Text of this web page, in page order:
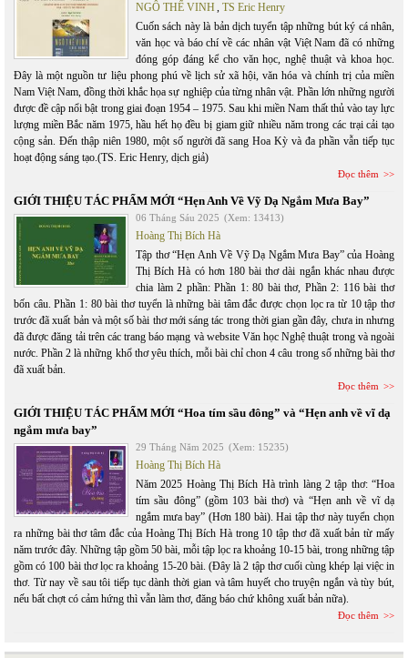
NGÔ THẾ VINH, TS Eric Henry
Cuốn sách này là bản dịch tuyển tập những bút ký cá nhân,
văn học và báo chí về các nhân vật Việt Nam đã có những
đóng góp đáng kể cho văn học, nghệ thuật và khoa học.
Đây là một nguồn tư liệu phong phú về lịch sử xã hội, văn hóa và chính trị của miền
Nam Việt Nam, đồng thời khắc họa sự nghiệp của từng nhân vật. Phần lớn những người
được đề cập nổi bật trong giai đoạn 1954 – 1975. Sau khi miền Nam thất thủ vào tay lực
lượng miền Bắc năm 1975, hầu hết họ đều bị giam giữ nhiều năm trong các trại cải tạo
cộng sản. Đến thập niên 1980, một số người đã sang Hoa Kỳ và đa phần vẫn tiếp tục
hoạt động sáng tạo.(TS. Eric Henry, dịch giả)
Đọc thêm
GIỚI THIỆU TÁC PHẨM MỚI “Hẹn Anh Về Vỹ Dạ Ngắm Mưa Bay”
06 Tháng Sáu 2025 (Xem: 13413)
Hoàng Thị Bích Hà
Tập thơ “Hẹn Anh Về Vỹ Dạ Ngắm Mưa Bay” của Hoàng
Thị Bích Hà có hơn 180 bài thơ dài ngắn khác nhau được
chia làm 2 phần: Phần 1: 80 bài thơ, Phần 2: 116 bài thơ
bốn câu. Phần 1: 80 bài thơ tuyển là những bài tâm đắc được chọn lọc ra từ 10 tập thơ
trước đã xuất bản và một số bài thơ mới sáng tác trong thời gian gần đây, chưa in nhưng
đã được đăng tải trên các trang báo mạng và website Văn học Nghệ thuật trong và ngoài
nước. Phần 2 là những khổ thơ yêu thích, mỗi bài chỉ chon 4 câu trong số những bài thơ
đã xuất bản.
Đọc thêm
GIỚI THIỆU TÁC PHẨM MỚI “Hoa tím sầu đông” và “Hẹn anh về vĩ dạ
ngắm mưa bay”
29 Tháng Năm 2025 (Xem: 15235)
Hoàng Thị Bích Hà
Năm 2025 Hoàng Thị Bích Hà trình làng 2 tập thơ: “Hoa
tím sầu đông” (gồm 103 bài thơ) và “Hẹn anh về vĩ dạ
ngắm mưa bay” (Hơn 180 bài). Hai tập thơ này tuyển chọn
ra những bài thơ tâm đắc của Hoàng Thị Bích Hà trong 10 tập thơ đã xuất bản từ mấy
năm trước đây. Những tập gồm 50 bài, mỗi tập lọc ra khoảng 10-15 bài, trong những tập
gồm có 100 bài thơ lọc ra khoảng 15-20 bài. (Đây là 2 tập thơ cuối cùng khép lại việc in
thơ. Từ nay về sau tôi tiếp tục dành thời gian và tâm huyết cho truyện ngắn và tùy bút,
nếu bất chợt có cảm hứng thì vẫn làm thơ, đăng báo chứ không xuất bản nữa).
Đọc thêm